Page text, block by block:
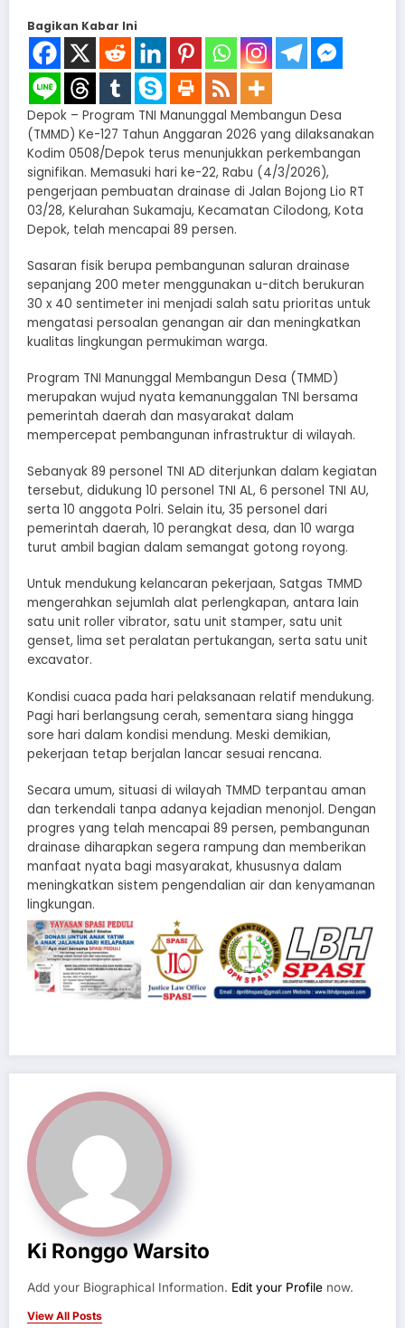
Bagikan Kabar Ini
Depok – Program TNI Manunggal Membangun Desa
(TMMD) Ke-127 Tahun Anggaran 2026 yang dilaksanakan
Kodim 0508/Depok terus menunjukkan perkembangan
signifikan. Memasuki hari ke-22, Rabu (4/3/2026),
pengerjaan pembuatan drainase di Jalan Bojong Lio RT
03/28, Kelurahan Sukamaju, Kecamatan Cilodong, Kota
Depok, telah mencapai 89 persen.
Sasaran fisik berupa pembangunan saluran drainase
sepanjang 200 meter menggunakan u-ditch berukuran
30 x 40 sentimeter ini menjadi salah satu prioritas untuk
mengatasi persoalan genangan air dan meningkatkan
kualitas lingkungan permukiman warga.
Program TNI Manunggal Membangun Desa (TMMD)
merupakan wujud nyata kemanunggalan TNI bersama
pemerintah daerah dan masyarakat dalam
mempercepat pembangunan infrastruktur di wilayah.
Sebanyak 89 personel TNI AD diterjunkan dalam kegiatan
tersebut, didukung 10 personel TNI AL, 6 personel TNI AU,
serta 10 anggota Polri. Selain itu, 35 personel dari
pemerintah daerah, 10 perangkat desa, dan 10 warga
turut ambil bagian dalam semangat gotong royong.
Untuk mendukung kelancaran pekerjaan, Satgas TMMD
mengerahkan sejumlah alat perlengkapan, antara lain
satu unit roller vibrator, satu unit stamper, satu unit
genset, lima set peralatan pertukangan, serta satu unit
excavator.
Kondisi cuaca pada hari pelaksanaan relatif mendukung.
Pagi hari berlangsung cerah, sementara siang hingga
sore hari dalam kondisi mendung. Meski demikian,
pekerjaan tetap berjalan lancar sesuai rencana.
Secara umum, situasi di wilayah TMMD terpantau aman
dan terkendali tanpa adanya kejadian menonjol. Dengan
progres yang telah mencapai 89 persen, pembangunan
drainase diharapkan segera rampung dan memberikan
manfaat nyata bagi masyarakat, khususnya dalam
meningkatkan sistem pengendalian air dan kenyamanan
lingkungan.
Ki Ronggo Warsito
Add your Biographical Information. Edit your Profile now.
View All Posts